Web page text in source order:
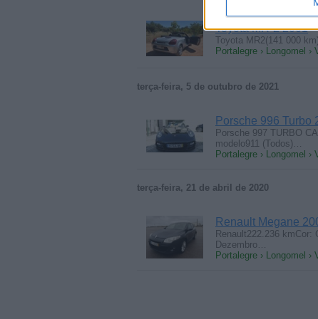
Toyota MR-2 2001
Toyota MR2(141 000
Portalegre › Longomel ›
terça-feira, 5 de outubro de 2021
Porsche 996 Turbo
Porsche 997 TURBO
modelo911 (Todos)…
Portalegre › Longomel ›
terça-feira, 21 de abril de 2020
Renault Megane
Renault222.236 kmCor:
Dezembro…
Portalegre › Longomel ›